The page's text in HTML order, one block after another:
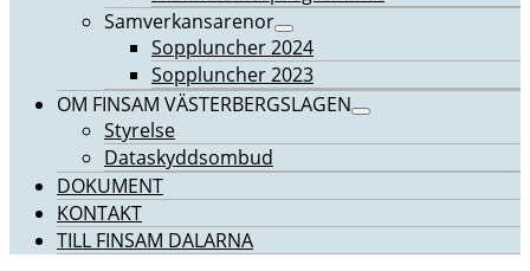
Samverkansarenor
Soppluncher 2024
Soppluncher 2023
OM FINSAM VÄSTERBERGSLAGEN
Styrelse
Dataskyddsombud
DOKUMENT
KONTAKT
TILL FINSAM DALARNA